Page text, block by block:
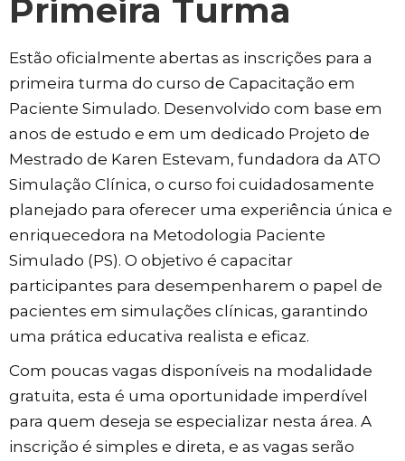
Primeira Turma
Estão oficialmente abertas as inscrições para a
primeira turma do curso de Capacitação em
Paciente Simulado. Desenvolvido com base em
anos de estudo e em um dedicado Projeto de
Mestrado de Karen Estevam, fundadora da ATO
Simulação Clínica, o curso foi cuidadosamente
planejado para oferecer uma experiência única e
enriquecedora na Metodologia Paciente
Simulado (PS). O objetivo é capacitar
participantes para desempenharem o papel de
pacientes em simulações clínicas, garantindo
uma prática educativa realista e eficaz.
Com poucas vagas disponíveis na modalidade
gratuita, esta é uma oportunidade imperdível
para quem deseja se especializar nesta área. A
inscrição é simples e direta, e as vagas serão